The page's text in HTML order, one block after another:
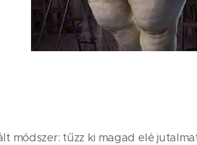
módszer: tűzz ki magad elé